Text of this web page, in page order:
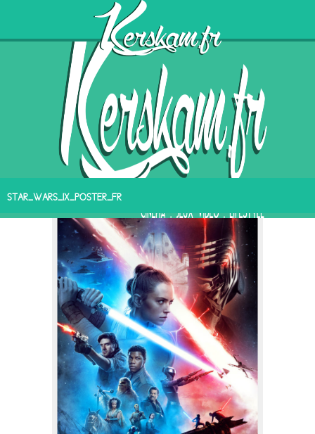
STAR_WARS_IX_POSTER_FR